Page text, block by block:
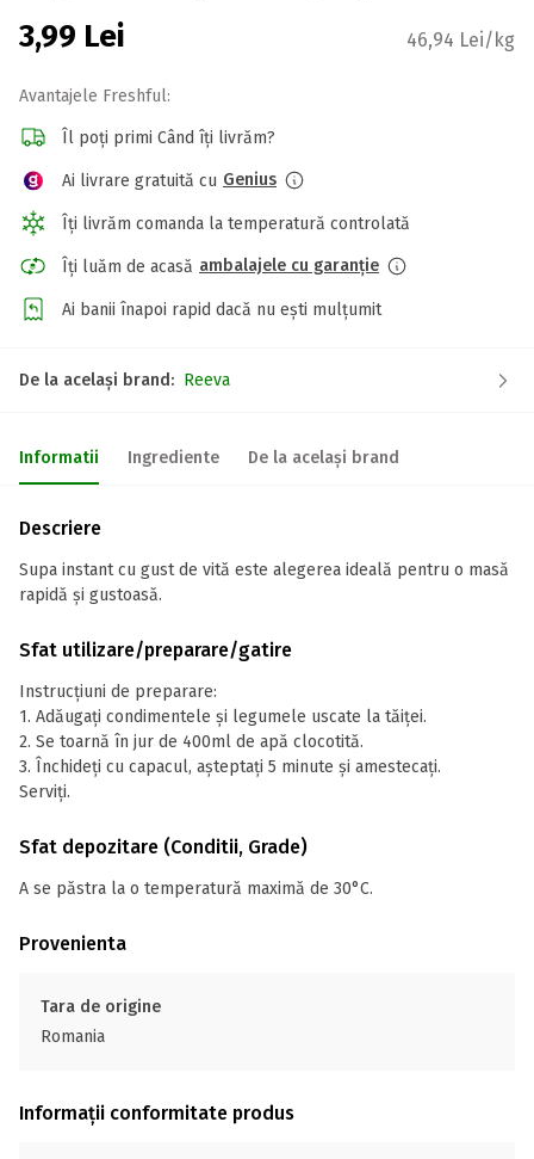
3,99 Lei 46,94 Lei/kg
Avantajele Freshful:
Îl poți primi Când îți livrăm?
Ai livrare gratuită cu Genius
Îți livrăm comanda la temperatură controlată
Îți luăm de acasă ambalajele cu garanție
Ai banii înapoi rapid dacă nu ești mulțumit
De la același brand: Reeva
Informatii Ingrediente De la același brand
Descriere
Supa instant cu gust de vită este alegerea ideală pentru o masă
rapidă și gustoasă.
Sfat utilizare/preparare/gatire
Instrucțiuni de preparare:
1. Adăugați condimentele și legumele uscate la tăiței.
2. Se toarnă în jur de 400ml de apă clocotită.
3. Închideți cu capacul, așteptați 5 minute și amestecați.
Serviți.
Sfat depozitare (Conditii, Grade)
A se păstra la o temperatură maximă de 30°C.
Provenienta
Tara de origine
Romania
Informații conformitate produs